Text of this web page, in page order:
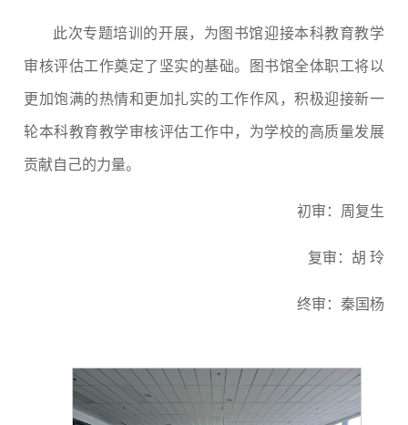
此次专题培训的开展，为图书馆迎接本科教育教学
审核评估工作奠定了坚实的基础。图书馆全体职工将以
更加饱满的热情和更加扎实的工作作风，积极迎接新一
轮本科教育教学审核评估工作中，为学校的高质量发展
贡献自己的力量。
初审：周复生
复审：胡 玲
终审：秦国杨